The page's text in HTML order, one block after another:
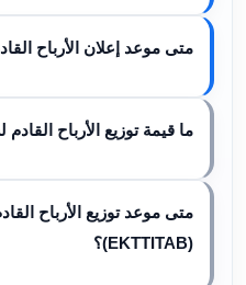
متى موعد إعلان الأرباح
ما قيمة توزيع الأرباح
متى موعد توزيع الأرباح
(EKTTITAB)؟